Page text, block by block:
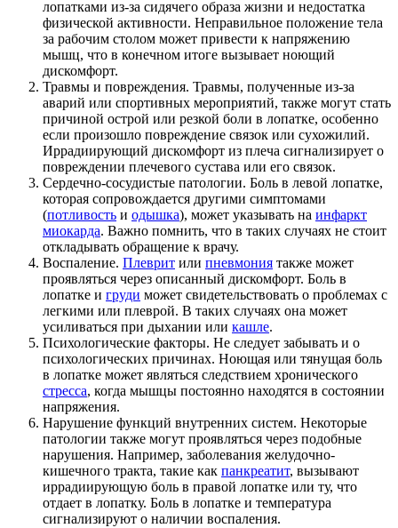
лопатками из-за сидячего образа жизни и недостатка
физической активности. Неправильное положение тела
за рабочим столом может привести к напряжению
мышц, что в конечном итоге вызывает ноющий
дискомфорт.
Травмы и повреждения. Травмы, полученные из-за
аварий или спортивных мероприятий, также могут стать
причиной острой или резкой боли в лопатке, особенно
если произошло повреждение связок или сухожилий.
Иррадиирующий дискомфорт из плеча сигнализирует о
повреждении плечевого сустава или его связок.
Сердечно-сосудистые патологии. Боль в левой лопатке,
которая сопровождается другими симптомами
(потливость и одышка), может указывать на инфаркт
миокарда. Важно помнить, что в таких случаях не стоит
откладывать обращение к врачу.
Воспаление. Плеврит или пневмония также может
проявляться через описанный дискомфорт. Боль в
лопатке и груди может свидетельствовать о проблемах с
легкими или плеврой. В таких случаях она может
усиливаться при дыхании или кашле.
Психологические факторы. Не следует забывать и о
психологических причинах. Ноющая или тянущая боль
в лопатке может являться следствием хронического
стресса, когда мышцы постоянно находятся в состоянии
напряжения.
Нарушение функций внутренних систем. Некоторые
патологии также могут проявляться через подобные
нарушения. Например, заболевания желудочно-
кишечного тракта, такие как панкреатит, вызывают
иррадиирующую боль в правой лопатке или ту, что
отдает в лопатку. Боль в лопатке и температура
сигнализируют о наличии воспаления.